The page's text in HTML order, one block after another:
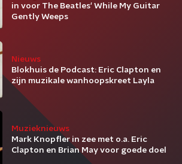
in voor The Beatles' While My Guitar
Gently Weeps
Nieuws
Blokhuis de Podcast: Eric Clapton en
zijn muzikale wanhoopskreet Layla
Muzieknieuws
Mark Knopfler in zee met o.a. Eric
Clapton en Brian May voor goede doel